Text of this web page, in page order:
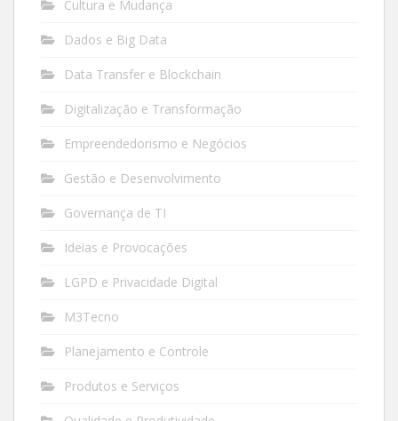
Cultura e Mudança
Dados e Big Data
Data Transfer e Blockchain
Digitalização e Transformação
Empreendedorismo e Negócios
Gestão e Desenvolvimento
Governança de TI
Ideias e Provocações
LGPD e Privacidade Digital
M3Tecno
Planejamento e Controle
Produtos e Serviços